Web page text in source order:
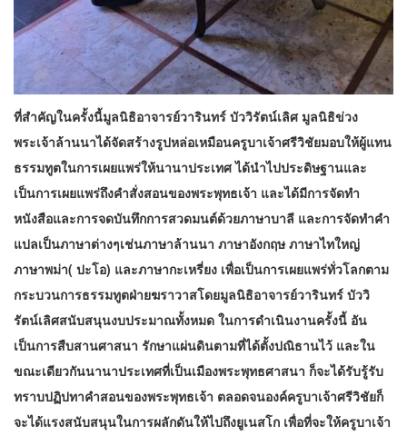
ที่สำคัญในครั้งนี้มูลนิธิอาจารย์วารินทร์ บัววิรัตน์เลิศ มูลนิธิข่วง
พระเจ้าล้านนาได้จัดสร้างรูปหล่อเหมือนครูบาเจ้าศรีวิชัยมอบให้ผู้แทน
ธรรมทูตในการเผยแพร่ให้นานาประเทศ ได้นำไปประดิษฐานและ
เป็นการเผยแพร่ถึงคำสั่งสอนของพระพุทธเจ้า และได้มีการจัดทำ
หนังสือและการจดบันทึกการสวดมนต์ด้วยภาษาบาลี และการจัดทำคำ
แปลเป็นภาษาต่างๆเช่นภาษาล้านนา ภาษาอังกฤษ ภาษาไทใหญ่
ภาษาพม่า( ปะโอ) และภาษากะเหรี่ยง เพื่อเป็นการเผยแพร่ทั่วโลกตาม
กระบวนการธรรมทูตฝ่ายฆราวาสโดยมูลนิธิอาจารย์วารินทร์ บัววิ
รัตน์เลิศสนับสนุนงบประมาณทั้งหมด ในการดำเนินงานครั้งนี้ อัน
เป็นการสืบสานศาสนา รักษาแผ่นดินตามที่ได้ตั้งปณิธานไว้ และใน
ขณะเดียวกันนานาประเทศที่เป็นเมืองพระพุทธศาสนา ก็จะได้รับรู้รับ
ทราบปฏิปทาคำสอนของพระพุทธเจ้า ตลอดจนองค์ครูบาเจ้าศรีวิชัยก็
จะได้แรงสนับสนุนในการผลักดันให้ไปถึงยูเนสโก เพื่อที่จะให้ครูบาเจ้า